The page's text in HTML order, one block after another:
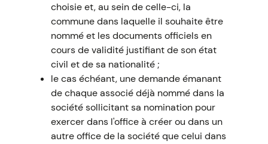
choisie et, au sein de celle-ci, la
commune dans laquelle il souhaite être
nommé et les documents officiels en
cours de validité justifiant de son état
civil et de sa nationalité ;
le cas échéant, une demande émanant
de chaque associé déjà nommé dans la
société sollicitant sa nomination pour
exercer dans l'office à créer ou dans un
autre office de la société que celui dans